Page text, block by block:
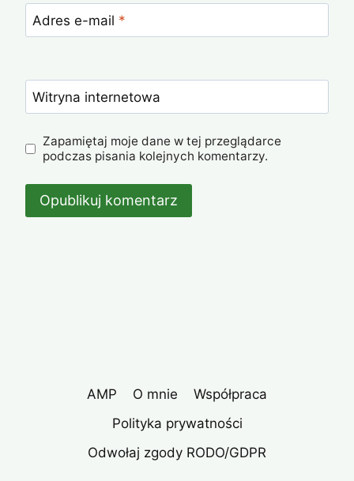
Adres e-mail *
Witryna internetowa
Zapamiętaj moje dane w tej przeglądarce
podczas pisania kolejnych komentarzy.
AMP O mnie
Współpraca
Polityka prywatności
Odwołaj zgody RODO/GDPR